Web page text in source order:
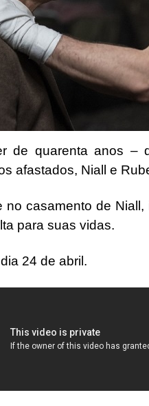
de quarenta anos
afastados, Niall e
no casamento de
para suas vidas.
24 de abril.